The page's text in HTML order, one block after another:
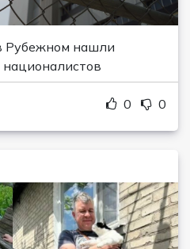
Рубежном нашли
0 0